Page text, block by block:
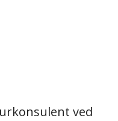
ved